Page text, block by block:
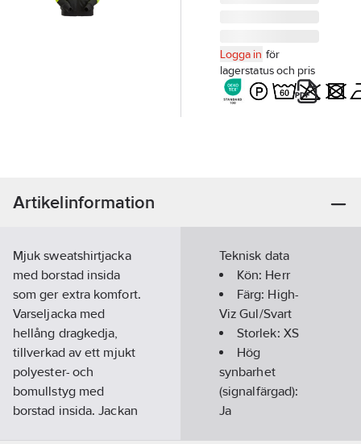
Logga in för
lagerstatus och pris
Artikelinformation
Mjuk sweatshirtjacka
med borstad insida
som ger extra komfort.
Varseljacka med
hellång dragkedja,
tillverkad av ett mjukt
polyester- och
bomullstyg med
borstad insida. Jackan
Teknisk data
Kön: Herr
Färg: High-
Viz Gul/Svart
Storlek: XS
Hög
synbarhet
(signalfärgad):
Ja